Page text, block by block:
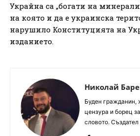
Украйна са „богати на
на която и да е украинска
нарушило Конституцията на
изданието.
Николай
Буден гражданин,
цензура и борец
словото.